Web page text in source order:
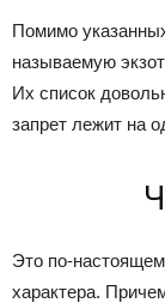
Помимо
называемую
Их список
запрет лежит на
Это по-
характера.